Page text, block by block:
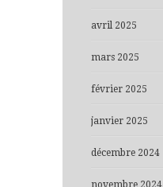
avril 2025
mars 2025
février 2025
janvier 2025
décembre 2024
novembre 2024